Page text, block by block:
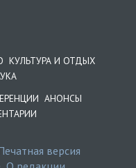
КУЛЬТУРА И ОТДЫХ
АНОНСЫ
версия